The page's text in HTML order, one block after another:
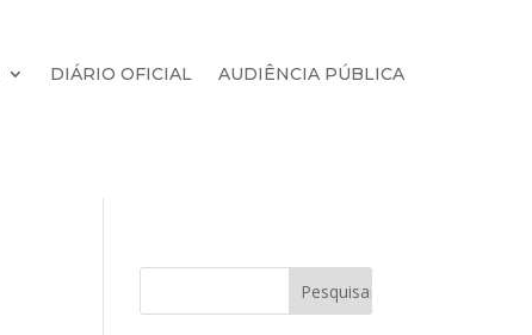
DIÁRIO OFICIAL
AUDIÊNCIA PÚBLICA